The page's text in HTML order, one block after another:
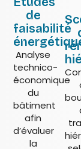
de
faisabilité
Analyse
technico-
économique
du
bâtiment
afin
d’évaluer
la